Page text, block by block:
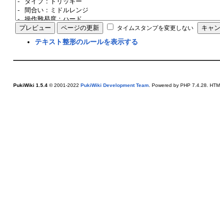
タイムスタンプを変更しない
テキスト整形のルールを表示する
PukiWiki 1.5.4© 2001-2022 PukiWiki Development Team. Powered by PHP 7.4.28.